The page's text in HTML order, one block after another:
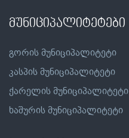
მუნიციპალიტეტები
გორის მუნიციპალიტეტი
კასპის მუნიციპალიტეტი
ქარელის მუნიციპალიტეტი
ხაშურის მუნიციპალიტეტი